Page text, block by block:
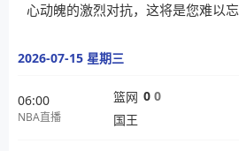
心动魄的激烈对抗，这将是您难以忘
2026-07-15 星期三
06:00
NBA直播
篮网
国王
0 0